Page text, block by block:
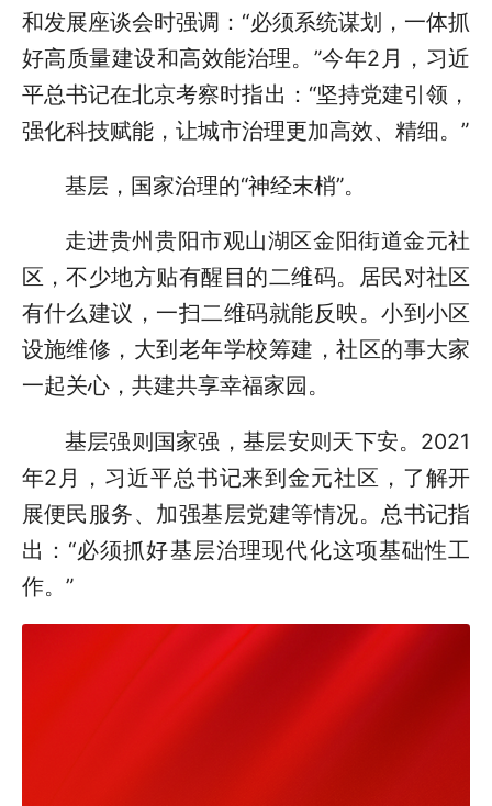
和发展座谈会时强调：“必须系统谋划，一体抓
好高质量建设和高效能治理。”今年2月，习近
平总书记在北京考察时指出：“坚持党建引领，
强化科技赋能，让城市治理更加高效、精细。”
基层，国家治理的“神经末梢”。
走进贵州贵阳市观山湖区金阳街道金元社
区，不少地方贴有醒目的二维码。居民对社区
有什么建议，一扫二维码就能反映。小到小区
设施维修，大到老年学校筹建，社区的事大家
一起关心，共建共享幸福家园。
基层强则国家强，基层安则天下安。2021
年2月，习近平总书记来到金元社区，了解开
展便民服务、加强基层党建等情况。总书记指
出：“必须抓好基层治理现代化这项基础性工
作。”